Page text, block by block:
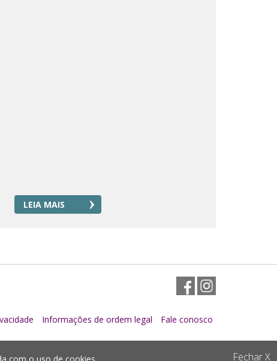
LEIA MAIS
FacebookInstagram
Informações de ordem legal Fale conosco
FecharX